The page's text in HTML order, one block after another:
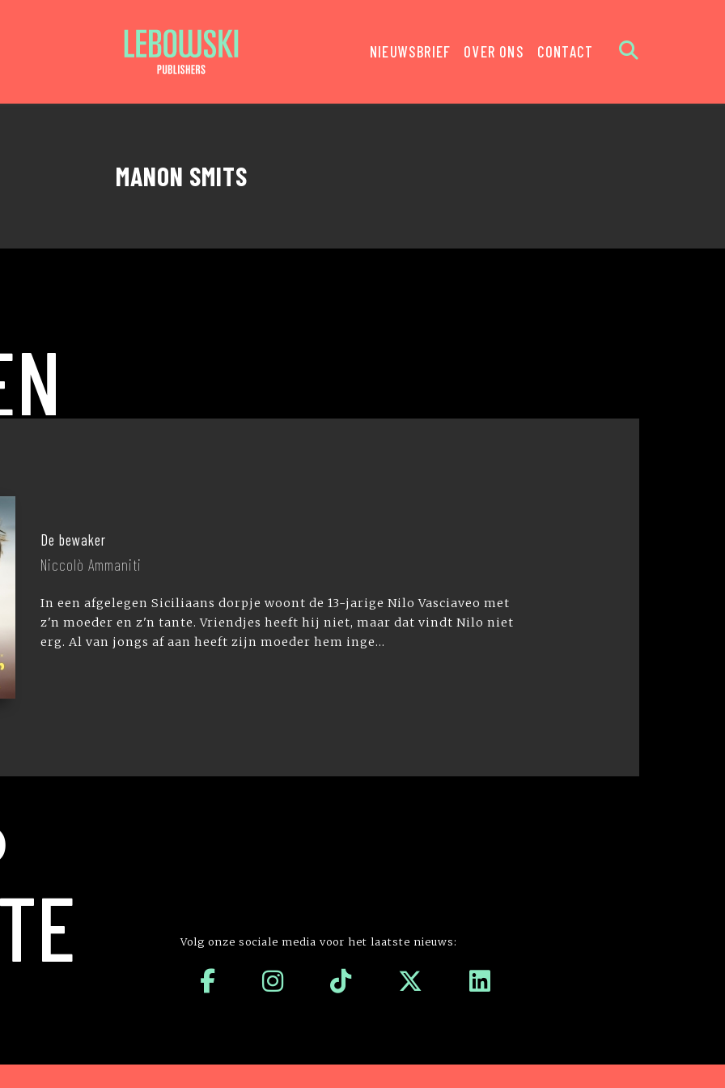
NIEUWSBRIEF OVER ONS CONTACT
MANON SMITS
De bewaker
Niccolò Ammaniti
In een afgelegen Siciliaans dorpje woont de 13-jarige Nilo Vasciaveo met
z'n moeder en z'n tante. Vriendjes heeft hij niet, maar dat vindt Nilo niet
erg. Al van jongs af aan heeft zijn moeder hem inge...
Volg onze sociale media voor het laatste nieuws: